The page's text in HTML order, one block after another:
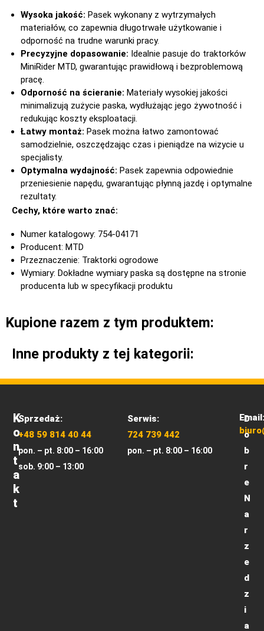
Wysoka jakość: Pasek wykonany z wytrzymałych
materiałów, co zapewnia długotrwałe użytkowanie i
odporność na trudne warunki pracy.
Precyzyjne dopasowanie: Idealnie pasuje do traktorków
MiniRider MTD, gwarantując prawidłową i bezproblemową
pracę.
Odporność na ścieranie: Materiały wysokiej jakości
minimalizują zużycie paska, wydłużając jego żywotność i
redukując koszty eksploatacji.
Łatwy montaż: Pasek można łatwo zamontować
samodzielnie, oszczędzając czas i pieniądze na wizycie u
specjalisty.
Optymalna wydajność: Pasek zapewnia odpowiednie
przeniesienie napędu, gwarantując płynną jazdę i optymalne
rezultaty.
Cechy, które warto znać:
Numer katalogowy: 754-04171
Producent: MTD
Przeznaczenie: Traktorki ogrodowe
Wymiary: Dokładne wymiary paska są dostępne na stronie
producenta lub w specyfikacji produktu
Kupione razem z tym produktem:
Inne produkty z tej kategorii:
K
O
N
T
A
K
T
Sprzedaż:
+48 59 814 40 44
pon. – pt. 8:00 – 16:00
sob. 9:00 – 13:00
Serwis:
724 739 442
pon. – pt. 8:00 – 16:00
Email:
D
o
b
r
e
N
a
r
z
e
d
z
i
a